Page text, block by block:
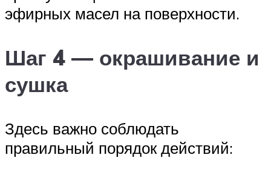
эфирных масел на поверхности.
Шаг 4 — окрашивание и
сушка
Здесь важно соблюдать
правильный порядок действий: